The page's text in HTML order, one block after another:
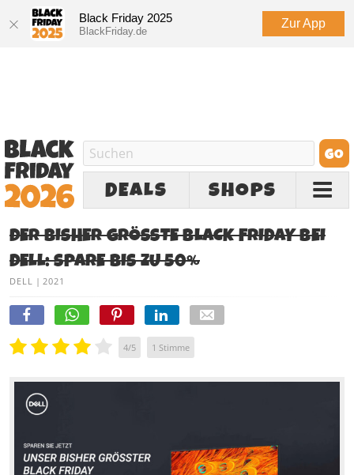
Black Friday 2025
BlackFriday.de
Zur App
DEALS SHOPS
DER BISHER GRÖSSTE BLACK FRIDAY BEI D
ELL: SPARE BIS ZU 50%
DELL | 2021
4/5 1 Stimme